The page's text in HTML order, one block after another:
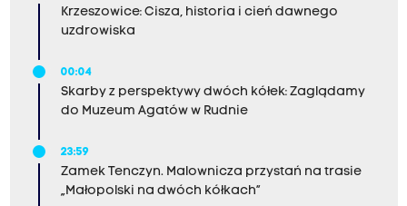
Krzeszowice: Cisza, historia i cień dawnego
uzdrowiska
00:04
Skarby z perspektywy dwóch kółek: Zaglądamy
do Muzeum Agatów w Rudnie
23:59
Zamek Tenczyn. Malownicza przystań na trasie
„Małopolski na dwóch kółkach”